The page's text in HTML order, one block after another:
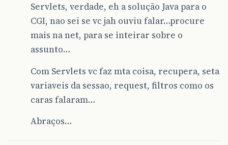
Servlets, verdade, eh a solução Java para o
CGI, nao sei se vc jah ouviu falar…procure
mais na net, para se inteirar sobre o
assunto…
Com Servlets vc faz mta coisa, recupera, seta
variaveis da sessao, request, filtros como os
caras falaram…
Abraços…